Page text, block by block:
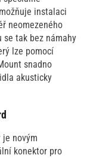
instalaci
neomezeného
se tak bez námahy
lze pomocí
snadno
akusticky
je novým
konektor pro